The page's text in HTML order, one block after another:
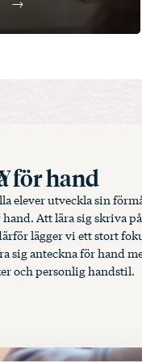
för hand
elever utveckla sin
Att lära sig skriva
lägger vi ett stort
sig anteckna för hand
och personlig handstil.